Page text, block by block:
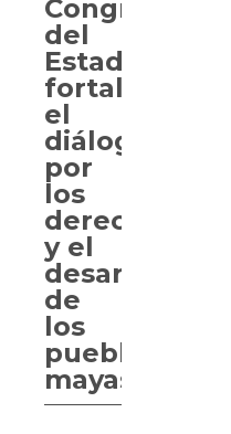
Congreso
del
Estado
fortalece
el
diálogo
por
los
derechos
y el
desarrollo
de
los
pueblos
mayas